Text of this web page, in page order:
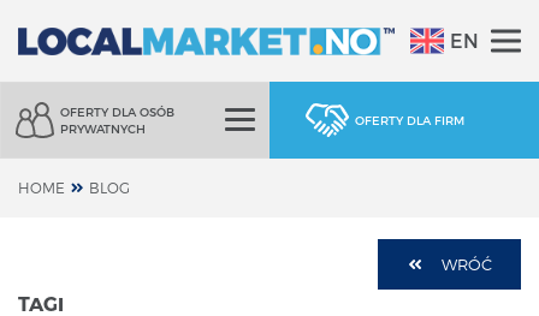
EN
OFERTY DLA OSÓB
PRYWATNYCH
OFERTY DLA FIRM
HOME BLOG
WRÓĆ
TAGI